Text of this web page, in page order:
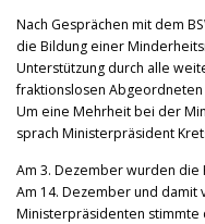
Nach Gesprächen mit dem
die Bildung einer
Unterstützung durch alle
fraktionslosen Abgeordneten
Um eine Mehrheit bei der
sprach Ministerpräsident
Am 3. Dezember wurden die
Am 14. Dezember und damit
Ministerpräsidenten stimmte